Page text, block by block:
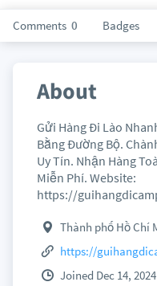
Comments 0 Badges
About
Gửi Hàng Đi Lào
Bằng Đường Bộ.
Uy Tín. Nhận Hàng
Miễn Phí. Website:
https://
Thành phố Hồ Chí
https://
Joined Dec 14, 2024